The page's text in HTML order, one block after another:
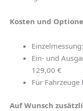
Kosten und
Ein- und
129,00 €
Für Fahrzeuge
Auf Wunsch